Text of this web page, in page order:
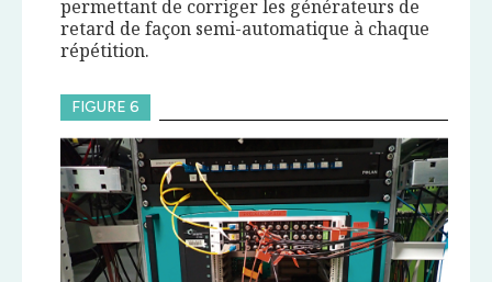
permettant de corriger les générateurs de
retard de façon semi-automatique à chaque
répétition.
FIGURE 6